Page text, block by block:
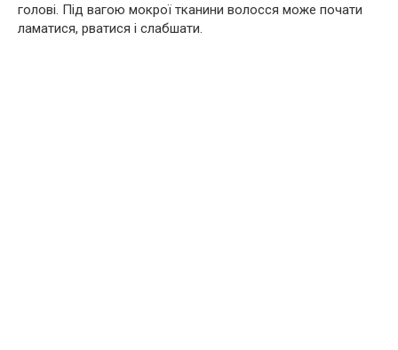
голові. Під вагою мокрої тканини волосся може почати
ламатися, рватися і слабшати.